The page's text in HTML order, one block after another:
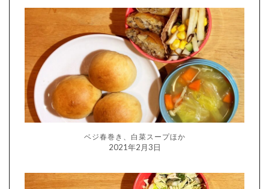
ベジ春巻き、白菜スープほか
2021年2月3日